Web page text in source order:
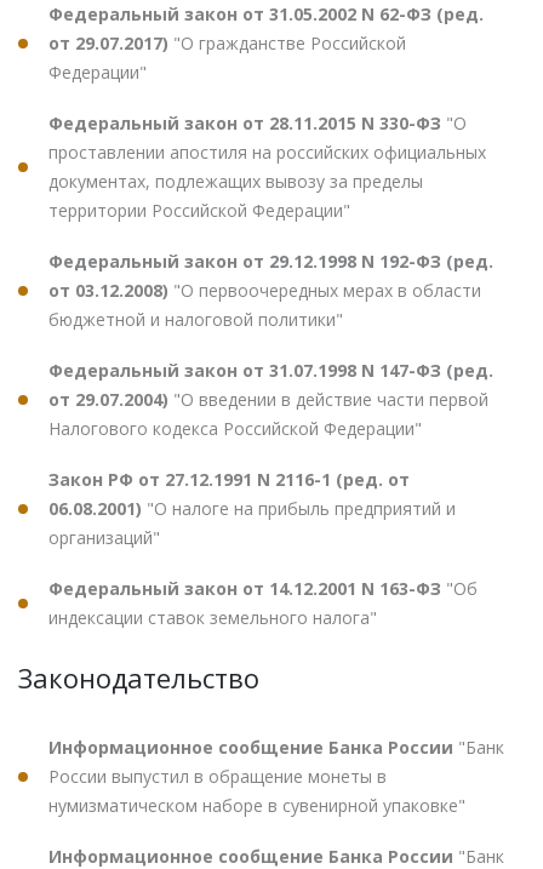
Федеральный закон от 31.05.2002 N 62-ФЗ (ред.
от 29.07.2017) "О гражданстве Российской
Федерации"
Федеральный закон от 28.11.2015 N 330-ФЗ "О
проставлении апостиля на российских официальных
документах, подлежащих вывозу за пределы
территории Российской Федерации"
Федеральный закон от 29.12.1998 N 192-ФЗ (ред.
от 03.12.2008) "О первоочередных мерах в области
бюджетной и налоговой политики"
Федеральный закон от 31.07.1998 N 147-ФЗ (ред.
от 29.07.2004) "О введении в действие части первой
Налогового кодекса Российской Федерации"
Закон РФ от 27.12.1991 N 2116-1 (ред. от
06.08.2001) "О налоге на прибыль предприятий и
организаций"
Федеральный закон от 14.12.2001 N 163-ФЗ "Об
индексации ставок земельного налога"
Законодательство
Информационное сообщение Банка России "Банк
России выпустил в обращение монеты в
нумизматическом наборе в сувенирной упаковке"
Информационное сообщение Банка России "Банк